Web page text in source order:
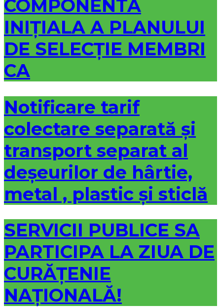
COMPONENTA
INIȚIALA A PLANULUI
DE SELECȚIE MEMBRI
CA
Notificare tarif
colectare separată și
transport separat al
deșeurilor de hârtie,
metal , plastic și sticlă
SERVICII PUBLICE SA
PARTICIPA LA ZIUA DE
CURĂȚENIE
NAȚIONALĂ!